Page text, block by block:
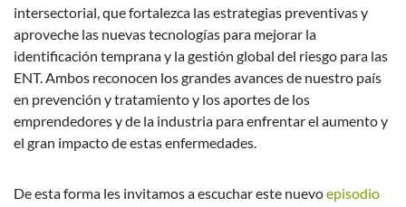
intersectorial, que fortalezca las estrategias preventivas y
aproveche las nuevas tecnologías para mejorar la
identificación temprana y la gestión global del riesgo para las
ENT. Ambos reconocen los grandes avances de nuestro país
en prevención y tratamiento y los aportes de los
emprendedores y de la industria para enfrentar el aumento y
el gran impacto de estas enfermedades.
De esta forma les invitamos a escuchar este nuevoepisodio